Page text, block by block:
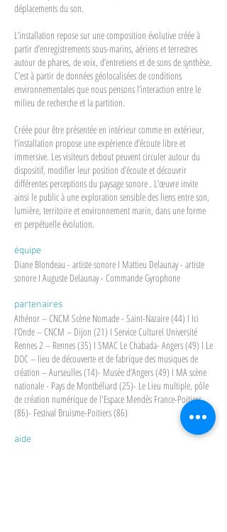
déplacements du son.
L’installation repose sur une composition évolutive créée à
partir d’enregistrements sous-marins, aériens et terrestres
autour de phares, de voix, d’entretiens et de sons de synthèse.
C’est à partir de données géolocalisées de conditions
environnementales que nous pensons l’interaction entre le
milieu de recherche et la partition.
Créée pour être présentée en intérieur comme en extérieur,
l’installation propose une expérience d’écoute libre et
immersive. Les visiteurs debout peuvent circuler autour du
dispositif, modifier leur position d’écoute et découvrir
différentes perceptions du paysage sonore . L’œuvre invite
ainsi le public à une exploration sensible des liens entre son,
lumière, territoire et environnement marin, dans une forme
en perpétuelle évolution.
équipe
Diane Blondeau - artiste sonore I Mattieu Delaunay - artiste
sonore I Auguste Delaunay - Commande Gyrophone
partenaires
Athénor – CNCM Scène Nomade - Saint-Nazaire (44) I Ici
l’Onde – CNCM – Dijon (21) I Service Culturel Université
Rennes 2 – Rennes (35) I SMAC Le Chabada- Angers (49) I Le
DOC – lieu de découverte et de fabrique des musiques de
création – Aurseulles (14)- Musée d’Angers (49) I MA scène
nationale - Pays de Montbéliard (25)- Le Lieu multiple, pôle
de création numérique de l'Espace Mendès France-Poitiers
(86)- Festival Bruisme-Poitiers (86)
aide